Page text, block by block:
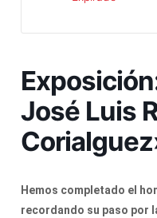
José Luis
Hemos completado el
recordando su paso por